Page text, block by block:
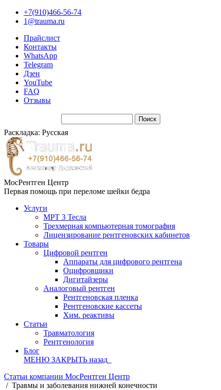
+7(910)466-56-74
1@trauma.ru
Прайслист
Контакты
WhatsApp
Telegram
Дзен
YouTube
FAQ
Отзывы
Раскладка: Русская
МосРентген Центр
Первая помощь при переломе шейки бедра
Услуги
МРТ 3 Тесла
Трехмерная компьютерная томография
Лицензирование рентгеновских кабинетов
Товары
Цифровой рентген
Аппараты для цифрового рентгена
Оцифровщики
Дигитайзеры
Аналоговый рентген
Рентгеновская пленка
Рентгеновские кассеты
Хим. реактивы
Статьи
Травматология
Рентгенология
Блог
МЕНЮ ЗАКРЫТЬ назад
Статьи компании МосРентген Центр
/ Травмы и заболевания нижней конечности